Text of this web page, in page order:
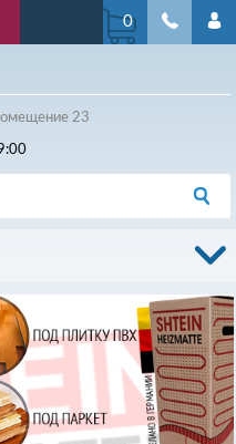
23
0